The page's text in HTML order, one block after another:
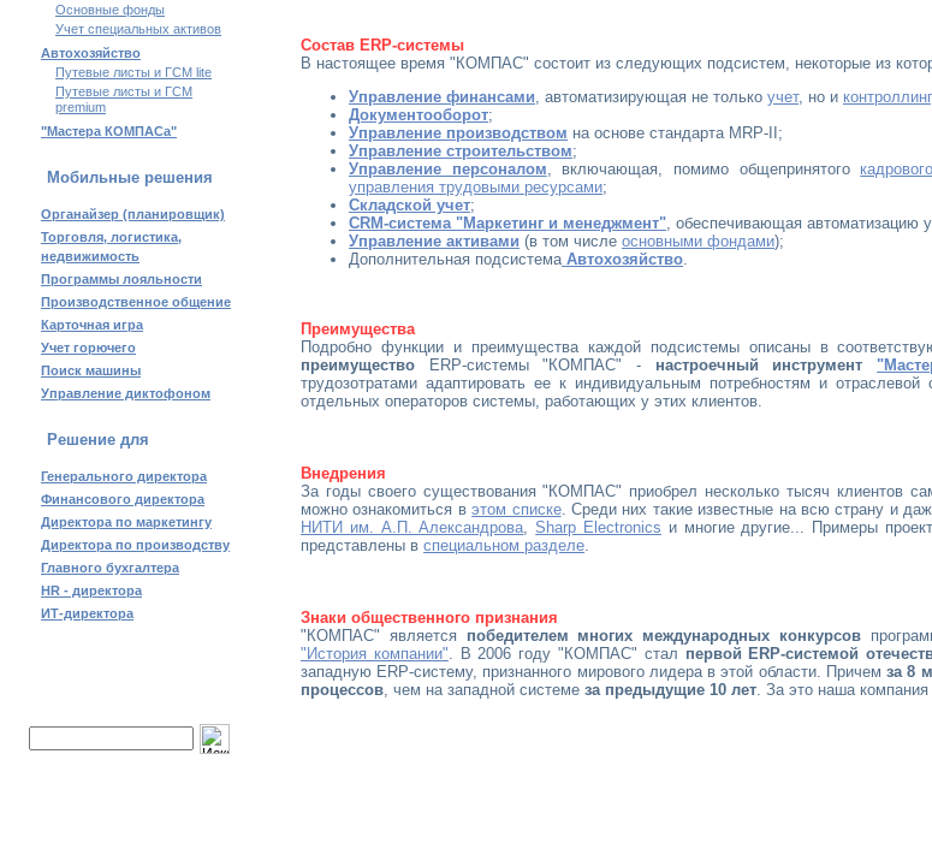
Основные фонды
Учет специальных активов
Автохозяйство
Путевые листы и ГСМ lite
Путевые листы и ГСМ
premium
"Мастера КОМПАСа"
Мобильные решения
Органайзер (планировщик)
Торговля, логистика,
недвижимость
Программы лояльности
Производственное общение
Карточная игра
Учет горючего
Поиск машины
Управление диктофоном
Решение для
Генерального директора
Финансового директора
Директора по маркетингу
Директора по производству
Главного бухгалтера
HR - директора
ИТ-директора
Состав ERP-системы
В настоящее время "КОМПАС" состоит из следующих подсистем, некоторые из
Управление финансами, автоматизирующая не только учет, но и контроллинг
Документооборот;
Управление производством на основе стандарта MRP-II;
Управление строительством;
Управление персоналом, включающая, помимо общепринятого
управления трудовыми ресурсами;
Складской учет;
CRM-система "Маркетинг и менеджмент", обеспечивающая автоматизацию
Управление активами (в том числе основными фондами);
Дополнительная подсистемаАвтохозяйство.
Преимущества
Подробно функции и преимущества каждой подсистемы описаны в
преимущество ERP-системы "КОМПАС" - настроечный инструмент
трудозотратами адаптировать ее к индивидуальным потребностям и
отдельных операторов системы, работающих у этих клиентов.
Внедрения
За годы своего существования "КОМПАС" приобрел несколько тысяч клиентов
можно ознакомиться вэтом списке. Среди них такие известные на всю страну и
НИТИ им. А.П. Александрова,Sharp Electronics и многие другие... Примеры
представлены в специальном разделе.
Знаки общественного признания
"КОМПАС" является победителем многих международных конкурсов
"История компании". В 2006 году "КОМПАС" стал первой ERP-системой
западную ERP-систему, признанного мирового лидера в этой области. Причемза 8
процессов, чем на западной системе за предыдущие 10 лет. За это наша